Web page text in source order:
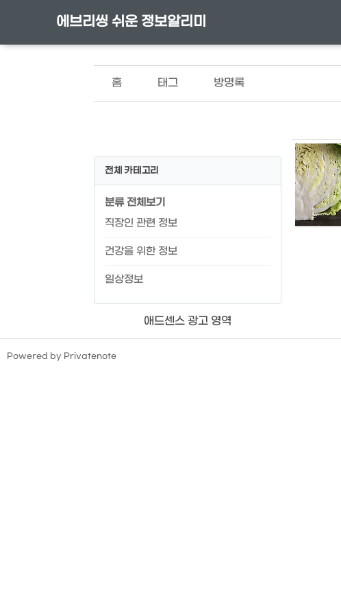
에브리씽 쉬운 정보알리미
홈 태그 방명록
전체 카테고리
분류 전체보기
직장인 관련 정보
건강을 위한 정보
일상정보
애드센스 광고 영역
Powered by Privatenote
TistoryWhaleSkin3.4